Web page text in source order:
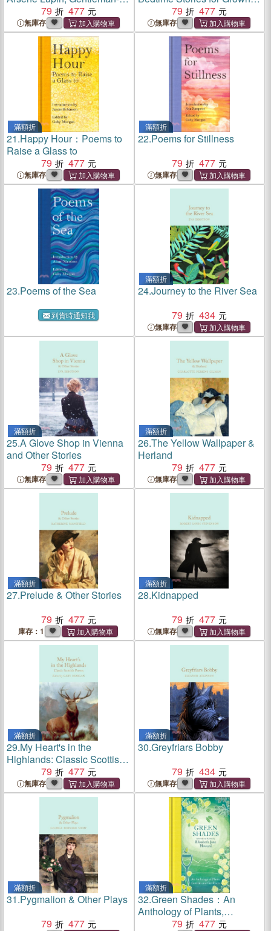
79 477
無庫存
79 477
無庫存
滿額折
21.Happy Hour：Poems to
Raise a Glass to
79
477
無庫存
滿額折
22.Poems for Stillness
79
477
無庫存
23.Poems of the Sea
到貨時通知我
滿額折
24.Journey to the River Sea
79
434
無庫存
滿額折
25.A Glove Shop in Vienna
and Other Stories
79
477
無庫存
滿額折
26.The Yellow Wallpaper &
Herland
79
477
無庫存
滿額折
27.Prelude & Other Stories
79
477
庫存：1
滿額折
28.Kidnapped
79
477
無庫存
滿額折
29.My Heart's in the
Highlands: Classic Scottish
79 477
無庫存
滿額折
30.Greyfriars Bobby
79
434
無庫存
滿額折
31.Pygmalion & Other Plays
79
477
滿額折
32.Green Shades：An
Anthology of Plants,
Gardens and Gardeners
79 477